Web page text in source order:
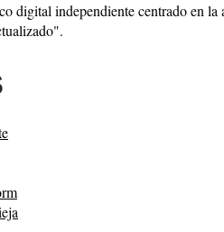
digital independiente centrado en